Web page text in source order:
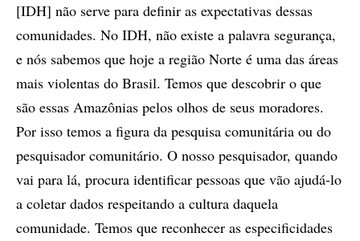
[IDH] não serve para definir as expectativas dessas
comunidades. No IDH, não existe a palavra segurança,
e nós sabemos que hoje a região Norte é uma das áreas
mais violentas do Brasil. Temos que descobrir o que
são essas Amazônias pelos olhos de seus moradores.
Por isso temos a figura da pesquisa comunitária ou do
pesquisador comunitário. O nosso pesquisador, quando
vai para lá, procura identificar pessoas que vão ajudá-lo
a coletar dados respeitando a cultura daquela
comunidade. Temos que reconhecer as especificidades